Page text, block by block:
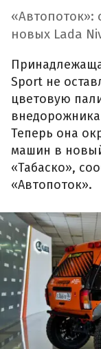
«Автопоток»:
новых Lada
Sport не
цветовую
внедорожника
Теперь она
машин в
«Табаско»,
«Автопоток».